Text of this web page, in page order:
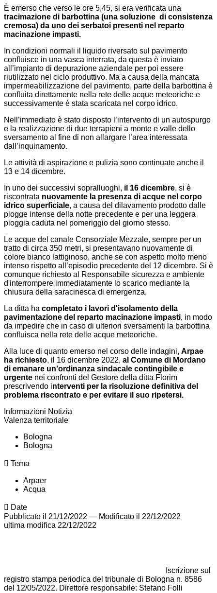
È emerso che verso le ore 5,45, si era verificata una
tracimazione di barbottina (una soluzione di consistenza
cremosa) da uno dei serbatoi presenti nel reparto
macinazione impasti.
In condizioni normali il liquido riversato sul pavimento
confluisce in una vasca interrata, da questa è inviato
all’impianto di depurazione aziendale per poi essere
riutilizzato nel ciclo produttivo. Ma a causa della mancata
impermeabilizzazione del pavimento, parte della barbottina è
confluita direttamente nella rete delle acque meteoriche e
successivamente è stata scaricata nel corpo idrico.
Nell’immediato è stato disposto l’intervento di un autospurgo
e la realizzazione di due terrapieni a monte e valle dello
sversamento al fine di non allargare l’area interessata
dall’inquinamento.
Le attività di aspirazione e pulizia sono continuate anche il
13 e 14 dicembre.
In uno dei successivi sopralluoghi, il 16 dicembre, si è
riscontrata nuovamente la presenza di acque nel corpo
idrico superficiale, a causa del dilavamento prodotto dalle
piogge intense della notte precedente e per una leggera
pioggia caduta nel pomeriggio del giorno stesso.
Le acque del canale Consorziale Mezzale, sempre per un
tratto di circa 350 metri, si presentavano nuovamente di
colore bianco lattiginoso, anche se con aspetto molto meno
intenso rispetto all’episodio precedente del 12 dicembre. Si è
comunque richiesto al Responsabile sicurezza e ambiente
d'interrompere immediatamente lo scarico mediante la
chiusura della saracinesca di emergenza.
La ditta ha completato i lavori d'isolamento della
pavimentazione del reparto macinazione impasti, in modo
da impedire che in caso di ulteriori sversamenti la barbottina
confluisca nella rete delle acque meteoriche.
Alla luce di quanto emerso nel corso delle indagini, Arpae
ha richiesto, il 16 dicembre 2022, al Comune di Mordano
di emanare un’ordinanza sindacale contingibile e
urgente nei confronti del Gestore della ditta Florim
prescrivendo interventi per la risoluzione definitiva del
problema riscontrato e per evitare il suo ripetersi.
Informazioni Notizia
Valenza territoriale
Bologna
Bologna
Tema
Arpaer
Acqua
Date
Pubblicato il 21/12/2022 — Modificato il 22/12/2022
ultima modifica 22/12/2022
Iscrizione sul
registro stampa periodica del tribunale di Bologna n. 8586
del 12/05/2022. Direttore responsabile: Stefano Folli